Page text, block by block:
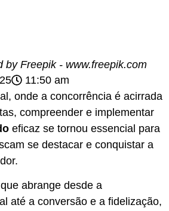
by Freepik - www.freepik.com
11:50 am
onde a concorrência é acirrada
compreender e implementar
eficaz se tornou essencial para
se destacar e conquistar a
abrange desde a
até a conversão e a fidelização,